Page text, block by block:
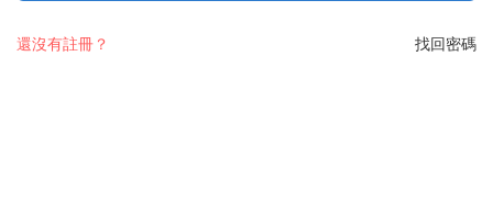
找回密碼
還沒有註冊？